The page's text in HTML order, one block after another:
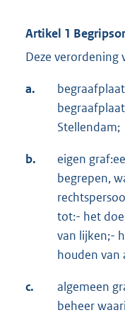
Artikel 1
Deze verordening
a.
Stellendam;
b.
eigen
begrepen,
tot:- het
van lijken;-
houden van
c.
algemeen
beheer